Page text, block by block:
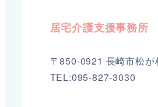
居宅介護支援事務所
〒850-0921 長崎市松が
TEL:095-827-3030